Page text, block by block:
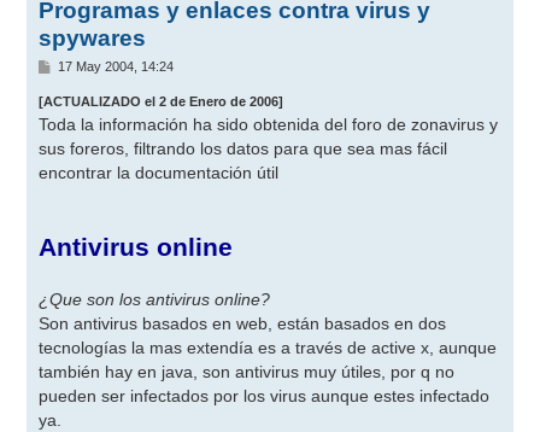
Programas y enlaces contra virus y
spywares
M
n
a
j
e
17 May 2004, 14:24
[ACTUALIZADO el 2 de Enero de 2006]
Toda la información ha sido obtenida del foro de zonavirus y
sus foreros, filtrando los datos para que sea mas fácil
encontrar la documentación útil
Antivirus online
¿Que son los antivirus online?
Son antivirus basados en web, están basados en dos
tecnologías la mas extendía es a través de active x, aunque
también hay en java, son antivirus muy útiles, por q no
pueden ser infectados por los virus aunque estes infectado
ya.